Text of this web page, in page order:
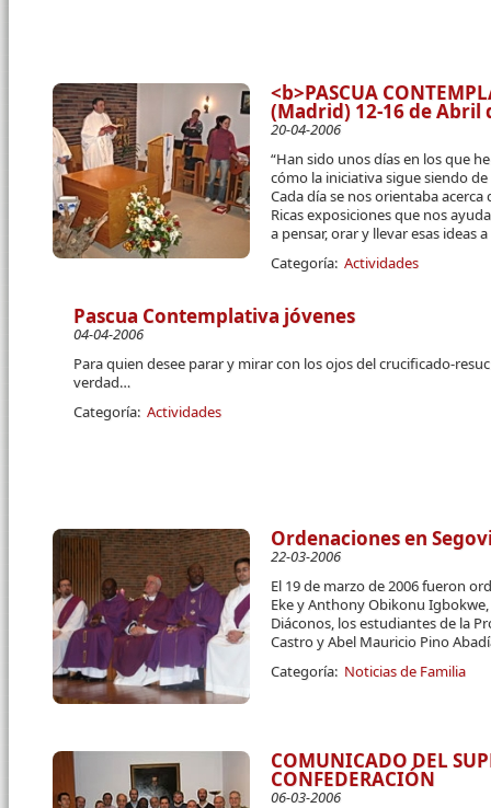
<b>PASCUA
(Madrid) 12-16 de Abril
20-04-2006
“Han sido unos días en los que
cómo la iniciativa sigue siendo de
Cada día se nos orientaba acerca
Ricas exposiciones que nos
a pensar, orar y llevar esas ideas
Categoría: Actividades
Pascua Contemplativa jóvenes
04-04-2006
Para quien desee parar y mirar con los ojos del crucificado-
verdad…
Categoría: Actividades
Ordenaciones en
22-03-2006
El 19 de marzo de 2006 fueron
Eke y Anthony Obikonu
Diáconos, los estudiantes de la
Castro y Abel Mauricio Pino
Categoría: Noticias de Familia
COMUNICADO DEL
CONFEDERACIÓN
06-03-2006